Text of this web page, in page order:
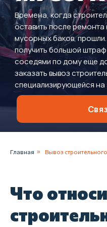
Времена, когда
оставить после ремонта
мусорных баков,
получить большой
соседями по дому еще
заказать вывоз
специализирующейся на
Главная » Вывоз
Что